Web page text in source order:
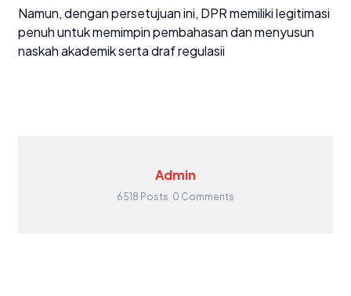
Namun, dengan persetujuan ini, DPR memiliki legitimasi
penuh untuk memimpin pembahasan dan menyusun
naskah akademik serta draf regulasii
Admin
6518 Posts 0 Comments